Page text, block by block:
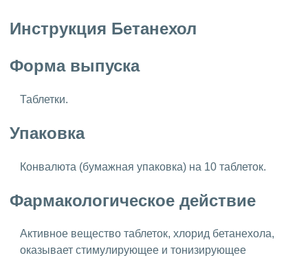
Инструкция Бетанехол
Форма выпуска
Таблетки.
Упаковка
Конвалюта (бумажная упаковка) на 10 таблеток.
Фармакологическое действие
Активное вещество таблеток, хлорид бетанехола,
оказывает стимулирующее и тонизирующее